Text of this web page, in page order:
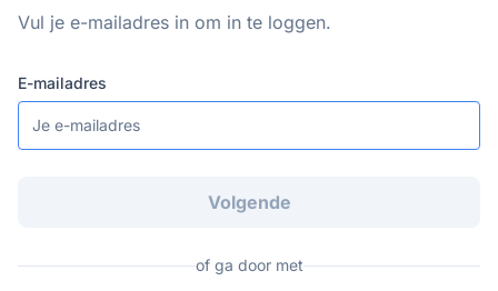
Vul je e-mailadres in om in te loggen.
E-mailadres
Volgende
of ga door met